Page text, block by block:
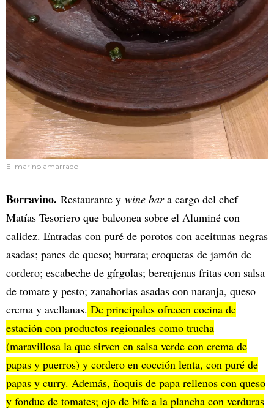
El marino amarrado
Borravino. Restaurante y wine bara cargo del chef
Matías Tesoriero que balconea sobre el Aluminé con
calidez. Entradas con puré de porotos con aceitunas negras
asadas; panes de queso; burrata; croquetas de jamón de
cordero; escabeche de gírgolas; berenjenas fritas con salsa
de tomate y pesto; zanahorias asadas con naranja, queso
crema y avellanas. De principales ofrecen cocina de
estación con productos regionales como trucha
(maravillosa la que sirven en salsa verde con crema de
papas y puerros) y cordero en cocción lenta, con puré de
papas y curry. Además, ñoquis de papa rellenos con queso
y fondue de tomates; ojo de bife a la plancha con verduras